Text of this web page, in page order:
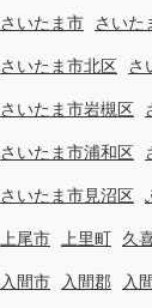
さいたま市 さいた
さいたま市北区 さ
さいたま市岩槻区
さいたま市浦和区
さいたま市見沼区
上尾市 上里町 久
入間市 入間郡 入